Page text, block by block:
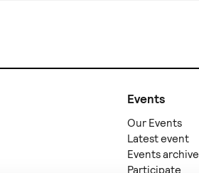
Events
Our Events
Latest event
Events archive